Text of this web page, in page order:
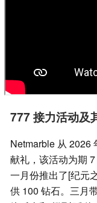
777 接力活动及
Netmarble 从 2026
献礼，该活动为期
一月份推出了[纪元
供 100 钻石。三月